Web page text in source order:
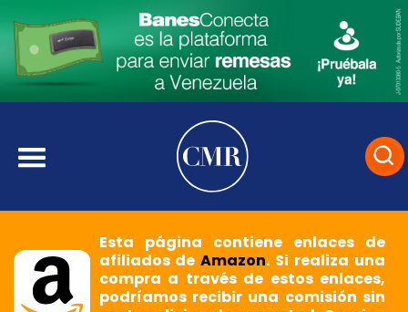
Esta página contiene enlaces de
afiliados deAmazon. Si realiza una
compra a través de estos enlaces,
podríamos recibir una comisión sin